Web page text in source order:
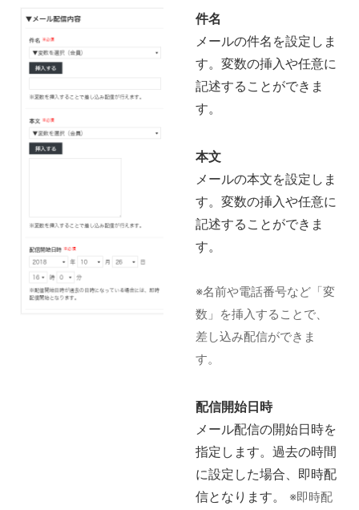
件名
メールの件名を設定しま
す。変数の挿入や任意に
記述することができま
す。
本文
メールの本文を設定しま
す。変数の挿入や任意に
記述することができま
す。
※名前や電話番号など「変
数」を挿入することで、
差し込み配信ができま
す。
配信開始日時
メール配信の開始日時を
指定します。過去の時間
に設定した場合、即時配
信となります。
※即時配